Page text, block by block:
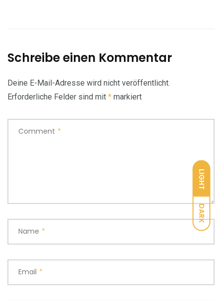
LIGHT
DARK
Schreibe einen Kommentar
Deine E-Mail-Adresse wird nicht veröffentlicht.
Erforderliche Felder sind mit * markiert
Comment *
Name *
Email *